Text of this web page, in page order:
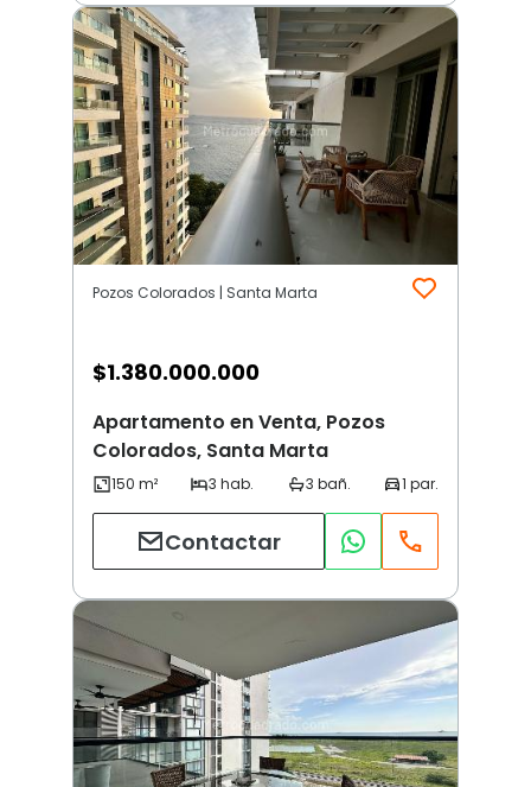
Pozos Colorados | Santa Marta
$1.380.000.000
Apartamento en Venta, Pozos
Colorados, Santa Marta
Contactar